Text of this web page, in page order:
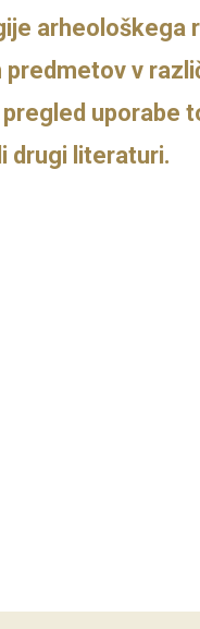
arheološkega
v
uporabe
drugi literaturi.